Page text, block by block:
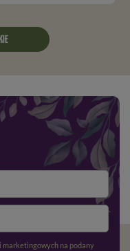
oraz przetwarzanie danych osobowych zgodnie z